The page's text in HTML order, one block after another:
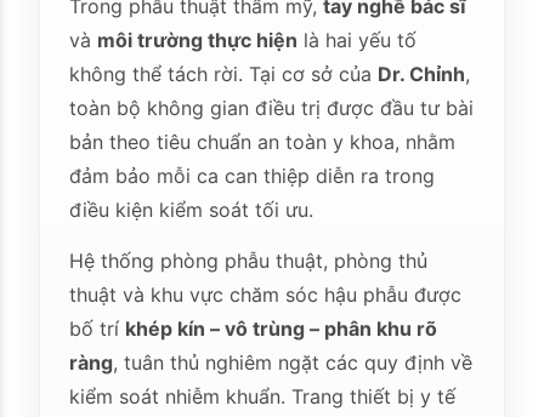
Trong phẫu thuật thẩm mỹ,tay nghề bác sĩ
và môi trường thực hiện là hai yếu tố
không thể tách rời. Tại cơ sở của Dr. Chỉnh,
toàn bộ không gian điều trị được đầu tư bài
bản theo tiêu chuẩn an toàn y khoa, nhằm
đảm bảo mỗi ca can thiệp diễn ra trong
điều kiện kiểm soát tối ưu.
Hệ thống phòng phẫu thuật, phòng thủ
thuật và khu vực chăm sóc hậu phẫu được
bố trí khép kín – vô trùng – phân khu rõ
ràng, tuân thủ nghiêm ngặt các quy định về
kiểm soát nhiễm khuẩn. Trang thiết bị y tế